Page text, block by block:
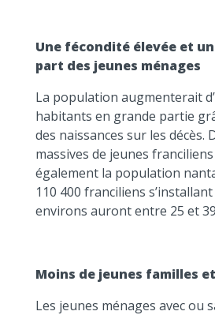
Une fécondité élevée et
part des jeunes ménages
La population augmenterait
habitants en grande partie
des naissances sur les décès.
massives de jeunes
également la population
110 400 franciliens
environs auront entre 25 et
Moins de jeunes familles
Les jeunes ménages avec ou